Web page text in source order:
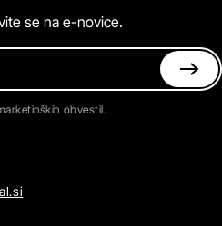
se na e-novice.
obvestil.